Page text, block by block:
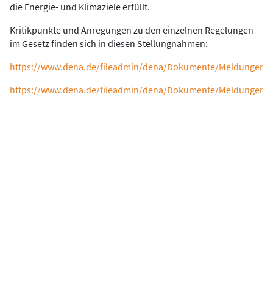
die Energie- und Klimaziele erfüllt.
Kritikpunkte und Anregungen zu den einzelnen Regelungen
im Gesetz finden sich in diesen Stellungnahmen:
https://www.dena.de/fileadmin/dena/Dokumente/Meldungen/
https://www.dena.de/fileadmin/dena/Dokumente/